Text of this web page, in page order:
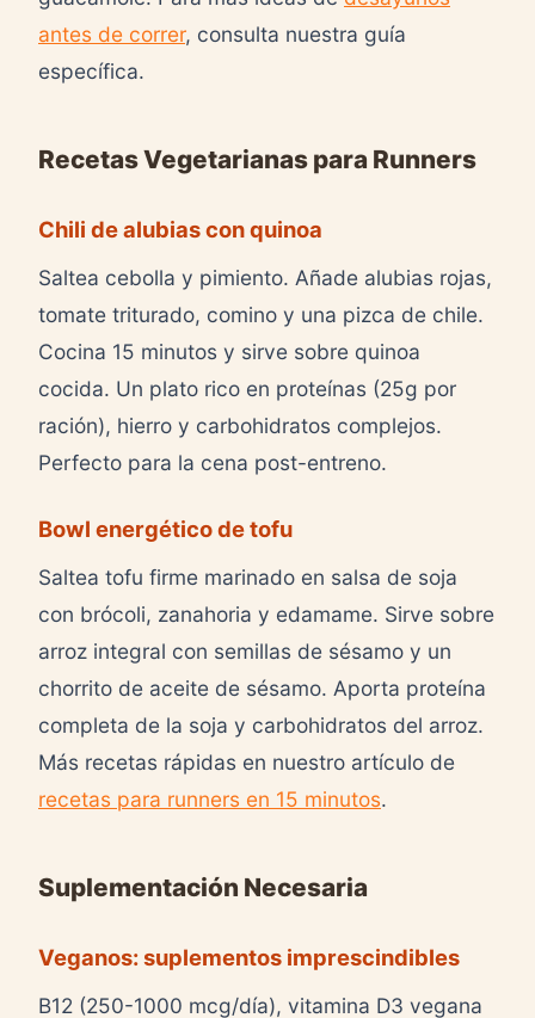
antes de correr, consulta nuestra guía
específica.
Recetas Vegetarianas para Runners
Chili de alubias con quinoa
Saltea cebolla y pimiento. Añade alubias rojas,
tomate triturado, comino y una pizca de chile.
Cocina 15 minutos y sirve sobre quinoa
cocida. Un plato rico en proteínas (25g por
ración), hierro y carbohidratos complejos.
Perfecto para la cena post-entreno.
Bowl energético de tofu
Saltea tofu firme marinado en salsa de soja
con brócoli, zanahoria y edamame. Sirve sobre
arroz integral con semillas de sésamo y un
chorrito de aceite de sésamo. Aporta proteína
completa de la soja y carbohidratos del arroz.
Más recetas rápidas en nuestro artículo de
recetas para runners en 15 minutos.
Suplementación Necesaria
Veganos: suplementos imprescindibles
B12 (250-1000 mcg/día), vitamina D3 vegana